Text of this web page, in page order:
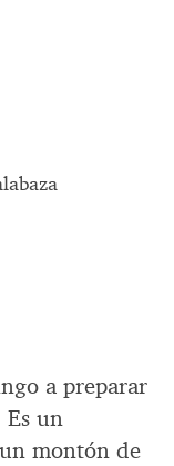
a preparar
Es un
montón de